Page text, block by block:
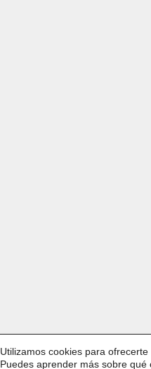
Utilizamos cookies para
Puedes aprender más sobre